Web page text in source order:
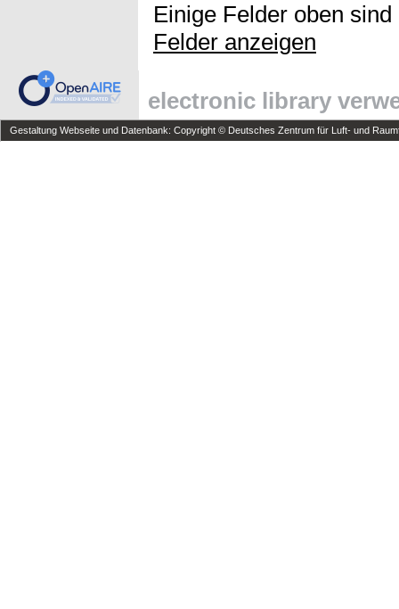
Einige Felder oben
Felder anzeigen
electronic library
Gestaltung Webseite und Datenbank: Copyright © Deutsches Zentrum für Luft- und